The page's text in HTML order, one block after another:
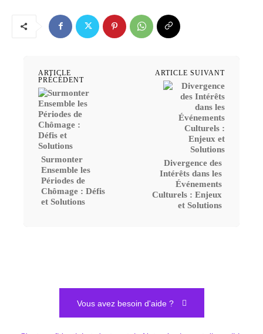
ARTICLE
PRÉCÉDENT
Surmonter
Ensemble les
Périodes de
Chômage : Défis
et Solutions
ARTICLE SUIVANT
Divergence des
Intérêts dans les
Événements
Culturels : Enjeux
et Solutions
Vous avez besoin d'aide ?